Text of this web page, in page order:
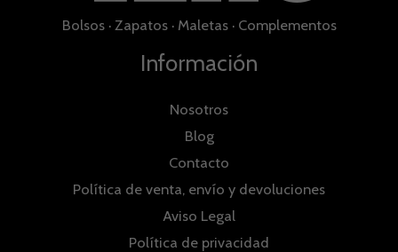
Bolsos· Zapatos· Maletas· Complementos
Información
Nosotros
Blog
Contacto
Política de venta, envío y devoluciones
Aviso Legal
Política de privacidad